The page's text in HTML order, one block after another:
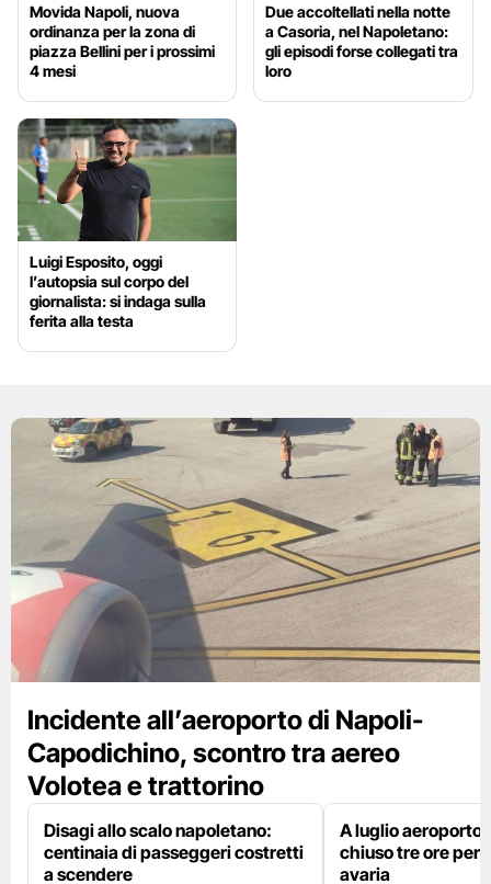
Movida Napoli, nuova
ordinanza per la zona di
piazza Bellini per i prossimi
4 mesi
Due accoltellati nella notte
a Casoria, nel Napoletano:
gli episodi forse collegati tra
loro
Luigi Esposito, oggi
l’autopsia sul corpo del
giornalista: si indaga sulla
ferita alla testa
Incidente all’aeroporto di Napoli-
Capodichino, scontro tra aereo
Volotea e trattorino
Disagi allo scalo napoletano:
centinaia di passeggeri costretti
a scendere
A luglio aeroporto
chiuso tre ore per
avaria